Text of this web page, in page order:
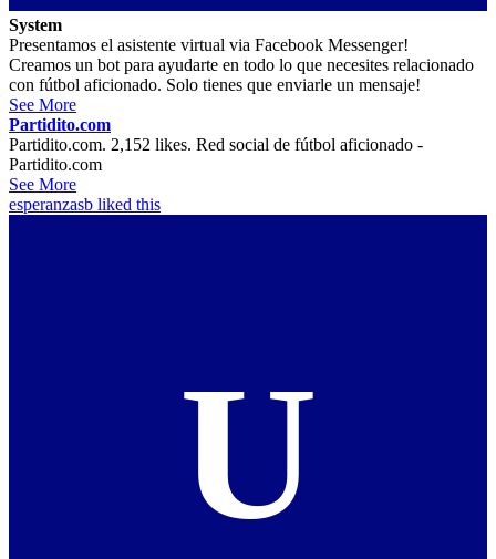
System
Presentamos el asistente virtual via Facebook Messenger!
Creamos un bot para ayudarte en todo lo que necesites relacionado
con fútbol aficionado. Solo tienes que enviarle un mensaje!
See More
Partidito.com
Partidito.com. 2,152 likes. Red social de fútbol aficionado -
Partidito.com
See More
esperanzasb liked this
U